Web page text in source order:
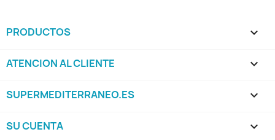
PRODUCTOS 
ATENCION AL CLIENTE 
SUPERMEDITERRANEO.ES 
SU CUENTA 